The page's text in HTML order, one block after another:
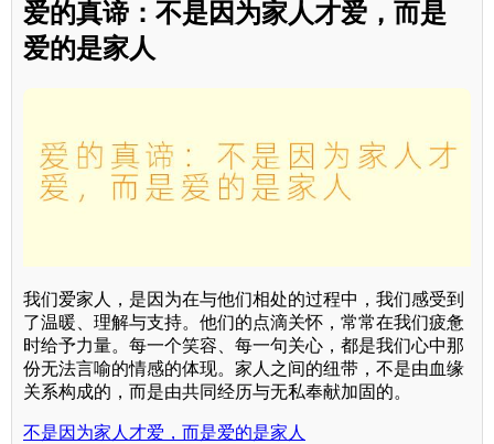
爱的真谛：不是因为家人才爱，而是
爱的是家人
我们爱家人，是因为在与他们相处的过程中，我们感受到
了温暖、理解与支持。他们的点滴关怀，常常在我们疲惫
时给予力量。每一个笑容、每一句关心，都是我们心中那
份无法言喻的情感的体现。家人之间的纽带，不是由血缘
关系构成的，而是由共同经历与无私奉献加固的。
不是因为家人才爱，而是爱的是家人